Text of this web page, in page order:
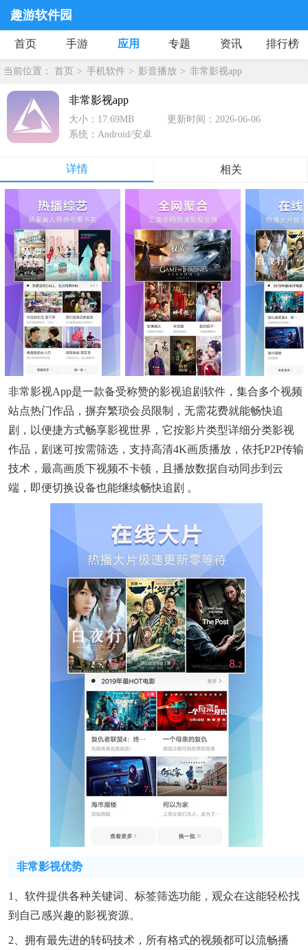
趣游软件园
首页 手游 应用 专题 资讯 排行榜
当前位置： 首页 手机软件 影音播放 非常影视app
非常影视app
大小：17.69MB
更新时间：2026-06-06
系统：Android/安卓
详情 相关
非常影视app是一款备受称赞的影视追剧软件，集合多个视频
站点热门作品，摒弃繁琐会员限制，无需花费就能畅快追
剧，以便捷方式畅享影视世界，它按影片类型详细分类影视
作品，剧迷可按需筛选，支持高清4K画质播放，依托P2P传输
技术，最高画质下视频不卡顿，且播放数据自动同步到云
端，即便切换设备也能继续畅快追剧 。
非常影视优势
1、软件提供各种关键词、标签筛选功能，观众在这能轻松找
到自己感兴趣的影视资源。
2、拥有最先进的转码技术，所有格式的视频都可以流畅播